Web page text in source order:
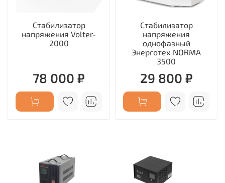
Стабилизатор
напряжения Volter-
2000
78 000 ₽
Стабилизатор
напряжения
однофазный
Энерготех NORMA
3500
29 800 ₽